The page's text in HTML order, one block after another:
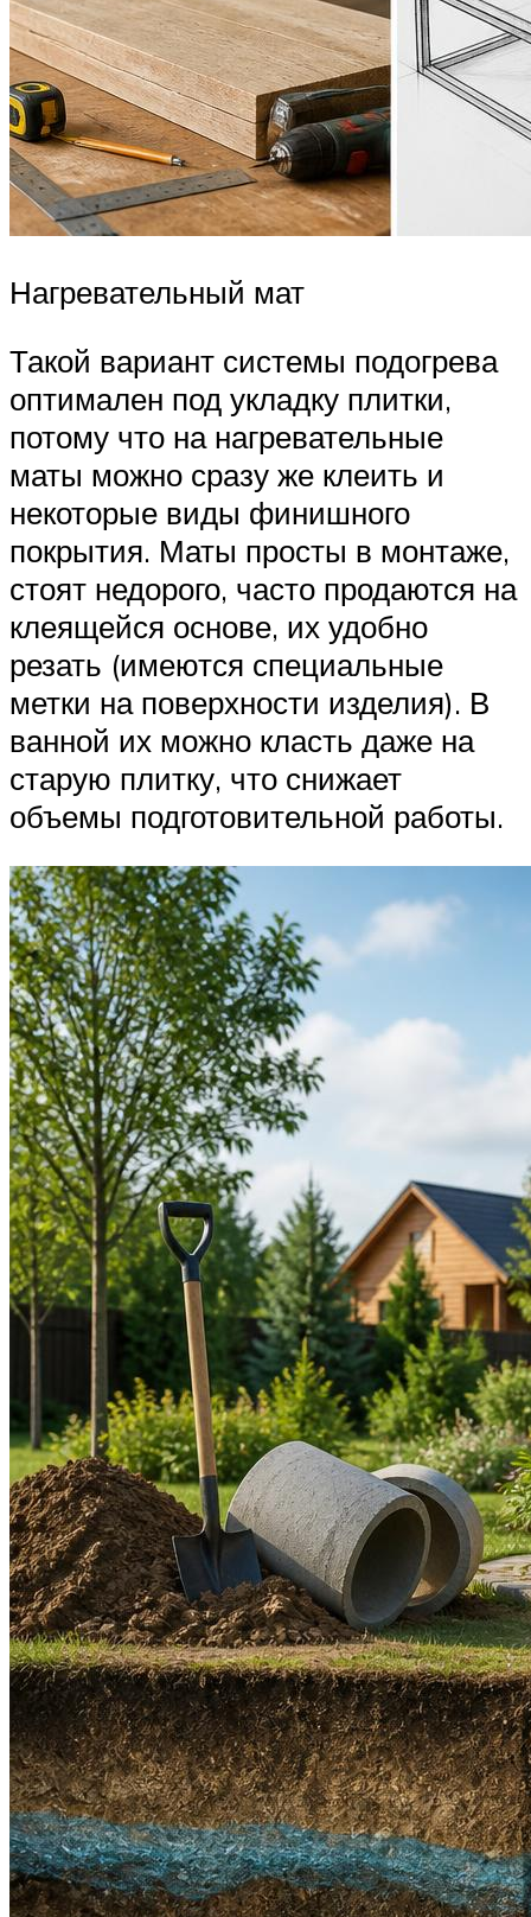
Нагревательный мат
Такой вариант системы подогрева
оптимален под укладку плитки,
потому что на нагревательные
маты можно сразу же клеить и
некоторые виды финишного
покрытия. Маты просты в монтаже,
стоят недорого, часто продаются на
клеящейся основе, их удобно
резать (имеются специальные
метки на поверхности изделия). В
ванной их можно класть даже на
старую плитку, что снижает
объемы подготовительной работы.